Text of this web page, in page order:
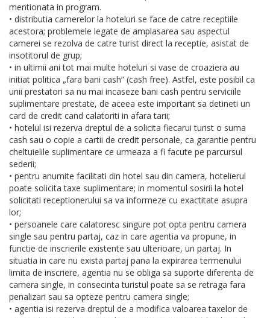
mentionata in program.
• distributia camerelor la hoteluri se face de catre receptiile
acestora; problemele legate de amplasarea sau aspectul
camerei se rezolva de catre turist direct la receptie, asistat de
insotitorul de grup;
• in ultimii ani tot mai multe hoteluri si vase de croaziera au
initiat politica „fara bani cash” (cash free). Astfel, este posibil ca
unii prestatori sa nu mai incaseze bani cash pentru serviciile
suplimentare prestate, de aceea este important sa detineti un
card de credit cand calatoriti in afara tarii;
• hotelul isi rezerva dreptul de a solicita fiecarui turist o suma
cash sau o copie a cartii de credit personale, ca garantie pentru
cheltuielile suplimentare ce urmeaza a fi facute pe parcursul
sederii;
• pentru anumite facilitati din hotel sau din camera, hotelierul
poate solicita taxe suplimentare; in momentul sosirii la hotel
solicitati receptionerului sa va informeze cu exactitate asupra
lor;
• persoanele care calatoresc singure pot opta pentru camera
single sau pentru partaj, caz in care agentia va propune, in
functie de inscrierile existente sau ulterioare, un partaj. In
situatia in care nu exista partaj pana la expirarea termenului
limita de inscriere, agentia nu se obliga sa suporte diferenta de
camera single, in consecinta turistul poate sa se retraga fara
penalizari sau sa opteze pentru camera single;
• agentia isi rezerva dreptul de a modifica valoarea taxelor de